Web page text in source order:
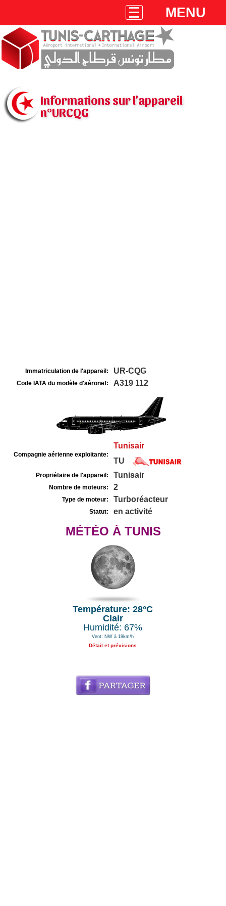
MENU
Informations sur l'appareil
n°URCQG
Immatriculation de l'appareil: UR-CQG
Code IATA du modèle d'aéronef: A319 112
Compagnie aérienne exploitante:
Tunisair
TU
Propriétaire de l'appareil: Tunisair
Nombre de moteurs: 2
Type de moteur: Turboréacteur
Statut: en activité
MÉTÉO À TUNIS
Température: 28°C
Clair
Humidité: 67%
Vent: NW à 19km/h
Détail et prévisions